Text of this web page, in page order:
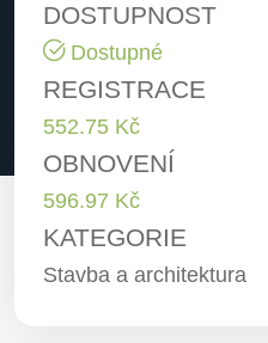
DOSTUPNOST
Dostupné
REGISTRACE
552.75 Kč
OBNOVENÍ
596.97 Kč
KATEGORIE
Stavba a architektura